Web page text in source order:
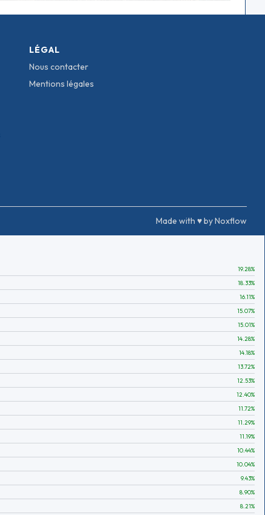
LÉGAL
Nous contacter
Mentions légales
Made with ♥ by Noxflow
19.28%
18.33%
16.11%
15.07%
15.01%
14.28%
14.18%
13.72%
12.53%
12.40%
11.72%
11.29%
11.19%
10.44%
10.04%
9.43%
8.90%
8.21%